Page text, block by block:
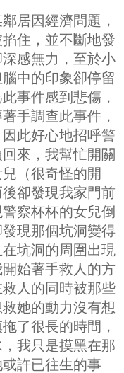
居因經濟問題，
住，並不斷地發
感無力，至於小
中的印象卻停留
事件感到悲傷，
手調查此事件，
此好心地招呼警
來，我幫忙開關
（很奇怪的開
卻發現我家門前
察杯杯的女兒倒
現那個坑洞變得
坑洞的周圍出現
始著手救人的方
人的同時被那些
她的動力沒有想
了很長的時間，
我只是摸黑在那
許已往生的事